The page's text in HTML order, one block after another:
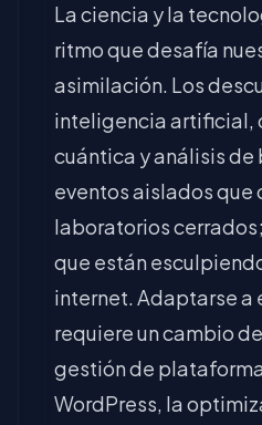
La ciencia y la
ritmo que desafía
asimilación. Los
inteligencia artificial,
cuántica y análisis de
eventos aislados que
laboratorios
que están
internet. Adaptarse a
requiere un cambio
gestión de
WordPress, la